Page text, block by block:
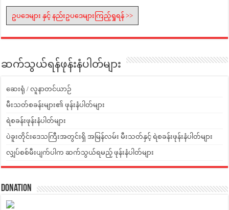
ဥပဒေများ နှင့် နည်းဥပဒေများကြည့်ရှုရန် >>
ဆက်သွယ်ရန်ဖုန်းနံပါတ်များ
ဆေးရုံ / လူနာတင်ယာဉ်
မီးသတ်စခန်းများ၏ ဖုန်းနံပါတ်များ
ရဲစခန်းဖုန်းနံပါတ်များ
ပဲခူးတိုင်းဒေသကြီးအတွင်းရှိ အမြန်လမ်း မီးသတ်နှင့် ရဲစခန်းဖုန်းနံပါတ်များ
လျှပ်စစ်မီးပျက်ပါက ဆက်သွယ်ရမည့် ဖုန်းနံပါတ်များ
Donation